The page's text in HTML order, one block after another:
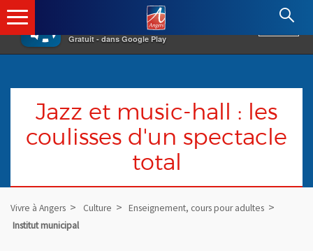
×
Gratuit - dans Google Play
Angers.fr : Retour à l'accueil
Jazz et music-hall : les
coulisses d'un spectacle
total
Vivre à Angers Culture
Enseignement, cours pour adultes
Institut municipal